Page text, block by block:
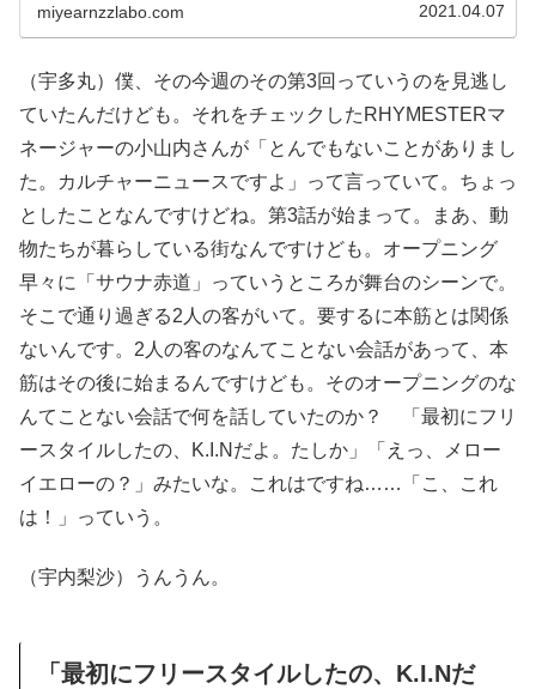
miyearnzzlabo.com 2021.04.07
（宇多丸）僕、その今週のその第3回っていうのを見逃し
ていたんだけども。それをチェックしたRHYMESTERマ
ネージャーの小山内さんが「とんでもないことがありまし
た。カルチャーニュースですよ」って言っていて。ちょっ
としたことなんですけどね。第3話が始まって。まあ、動
物たちが暮らしている街なんですけども。オープニング
早々に「サウナ赤道」っていうところが舞台のシーンで。
そこで通り過ぎる2人の客がいて。要するに本筋とは関係
ないんです。2人の客のなんてことない会話があって、本
筋はその後に始まるんですけども。そのオープニングのな
んてことない会話で何を話していたのか？ 「最初にフリ
ースタイルしたの、K.I.Nだよ。たしか」「えっ、メロー
イエローの？」みたいな。これはですね……「こ、これ
は！」っていう。
（宇内梨沙）うんうん。
「最初にフリースタイルしたの、K.I.Nだ